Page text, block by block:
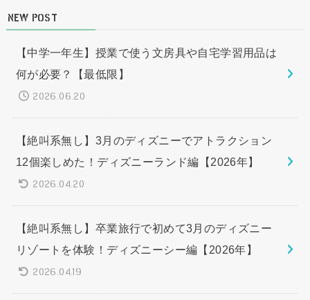
NEW POST
【中学一年生】授業で使う文房具や自宅学習用品は
何が必要？【最低限】
2026.06.20
【絶叫系無し】3月のディズニーでアトラクション
12個楽しめた！ディズニーランド編【2026年】
2026.04.20
【絶叫系無し】卒業旅行で初めて3月のディズニー
リゾートを体験！ディズニーシー編【2026年】
2026.04.19